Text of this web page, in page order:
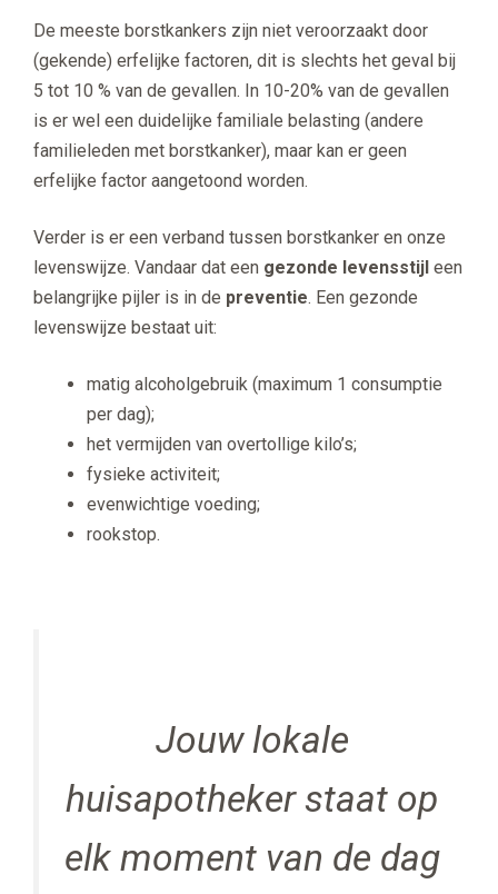
De meeste borstkankers zijn niet veroorzaakt door
(gekende) erfelijke factoren, dit is slechts het geval bij
5 tot 10 % van de gevallen. In 10-20% van de gevallen
is er wel een duidelijke familiale belasting (andere
familieleden met borstkanker), maar kan er geen
erfelijke factor aangetoond worden.
Verder is er een verband tussen borstkanker en onze
levenswijze. Vandaar dat een gezonde levensstijl een
belangrijke pijler is in de preventie. Een gezonde
levenswijze bestaat uit:
matig alcoholgebruik (maximum 1 consumptie
per dag);
het vermijden van overtollige kilo’s;
fysieke activiteit;
evenwichtige voeding;
rookstop.
Jouw lokale
huisapotheker staat op
elk moment van de dag